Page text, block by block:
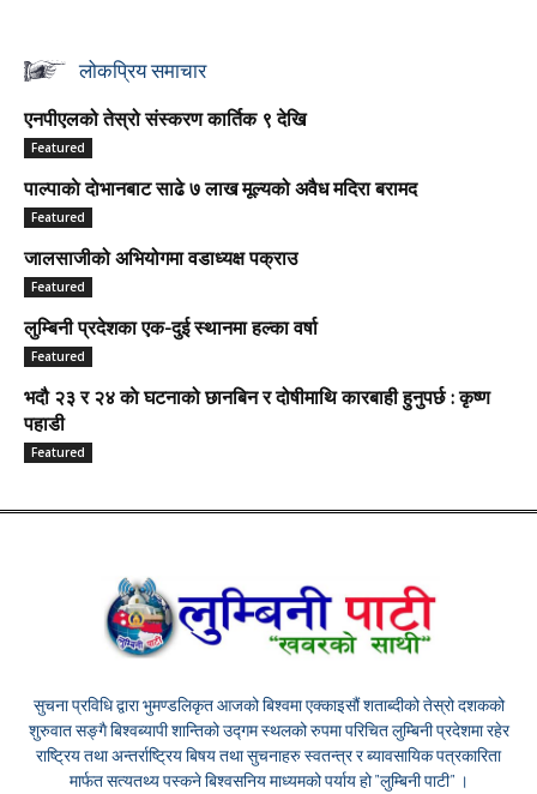
लोकप्रिय समाचार
एनपीएलको तेस्रो संस्करण कार्तिक ९ देखि
Featured
पाल्पाकाे दाेभानबाट साढे ७ लाख मूल्यको अवैध मदिरा बरामद
Featured
जालसाजीको अभियोगमा वडाध्यक्ष पक्राउ
Featured
लुम्बिनी प्रदेशका एक-दुई स्थानमा हल्का वर्षा
Featured
भदौ २३ र २४ काे घटनाको छानबिन र दोषीमाथि कारबाही हुनुपर्छ : कृष्ण
पहाडी
Featured
सुचना प्रविधि द्वारा भुमण्डलिकृत आजको बिश्वमा एक्काइसौं शताब्दीको तेस्रो दशकको
शुरुवात सङ्गै बिश्वब्यापी शान्तिको उद्गम स्थलको रुपमा परिचित लुम्बिनी प्रदेशमा रहेर
राष्ट्रिय तथा अन्तर्राष्ट्रिय बिषय तथा सुचनाहरु स्वतन्त्र र ब्यावसायिक पत्रकारिता
मार्फत सत्यतथ्य पस्कने बिश्वसनिय माध्यमको पर्याय हो "लुम्बिनी पाटी" ।